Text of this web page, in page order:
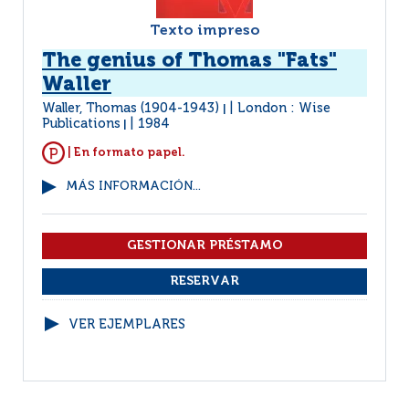
Texto impreso
The genius of Thomas "Fats"
Waller
Waller, Thomas (1904-1943)
London : Wise
Publications
1984
| En formato papel.
MÁS INFORMACIÓN...
VER EJEMPLARES